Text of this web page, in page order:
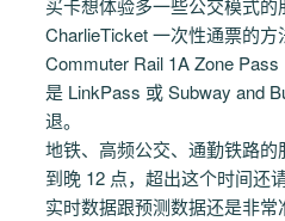
买卡想体验多一些公交模式
CharlieTicket 一次性通票的
Commuter Rail 1A Zone
是 LinkPass 或 Subway and
退。
地铁、高频公交、通勤铁路
到晚 12 点，超出这个时间还
实时数据跟预测数据还是非